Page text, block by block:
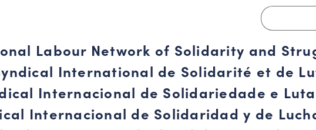
Labour Network of Solidarity and
International de Solidarité et de
Internacional de Solidariedade e
Internacional de Solidaridad y de